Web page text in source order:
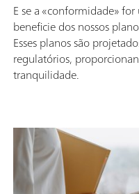
E se a «conformidade»
beneficie dos nossos
Esses planos são
regulatórios,
tranquilidade.